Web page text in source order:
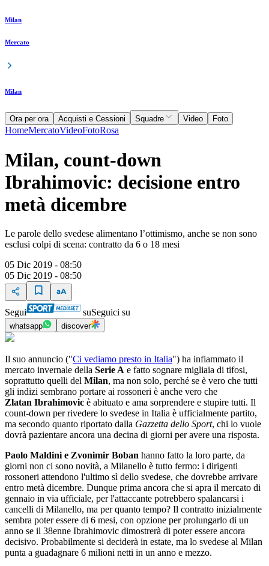
Milan
Mercato
Milan
Ora per ora Acquisti e Cessioni Squadre Video Foto
HomeMercatoVideoFotoRosa
Milan, count-down
Ibrahimovic: decisione entro
metà dicembre
Le parole dello svedese alimentano l’ottimismo, anche se non sono
esclusi colpi di scena: contratto da 6 o 18 mesi
05 Dic 2019 - 08:50
05 Dic 2019 - 08:50
Segui suSeguici su
whatsapp discover
Il suo annuncio ("Ci vediamo presto in Italia") ha infiammato il
mercato invernale della Serie A e fatto sognare migliaia di tifosi,
soprattutto quelli del Milan, ma non solo, perché se è vero che tutti
gli indizi sembrano portare ai rossoneri è anche vero che
Zlatan Ibrahimovic è abituato e ama sorprendere e stupire tutti. Il
count-down per rivedere lo svedese in Italia è ufficialmente partito,
ma secondo quanto riportato dalla Gazzetta dello Sport, chi lo vuole
dovrà pazientare ancora una decina di giorni per avere una risposta.
Paolo Maldini e Zvonimir Boban hanno fatto la loro parte, da
giorni non ci sono novità, a Milanello è tutto fermo: i dirigenti
rossoneri attendono l'ultimo sì dello svedese, che dovrebbe arrivare
entro metà dicembre. Dunque prima ancora che si apra il mercato di
gennaio in via ufficiale, per l'attaccante potrebbero spalancarsi i
cancelli di Milanello, ma per quanto tempo? Il contratto inizialmente
sembra poter essere di 6 mesi, con opzione per prolungarlo di un
anno se il 38enne Ibrahimovic dimostrerà di poter essere ancora
decisivo. Probabilmente si deciderà in estate, ma lo svedese al Milan
punta a guadagnare 6 milioni netti in un anno e mezzo.